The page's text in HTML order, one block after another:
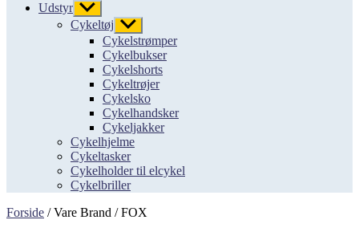
Udstyr Vis
undermenu
Cykeltøj Vis
undermenu
Cykelstrømper
Cykelbukser
Cykelshorts
Cykeltrøjer
Cykelsko
Cykelhandsker
Cykeljakker
Cykelhjelme
Cykeltasker
Cykelholder til elcykel
Cykelbriller
Forside / Vare Brand / FOX